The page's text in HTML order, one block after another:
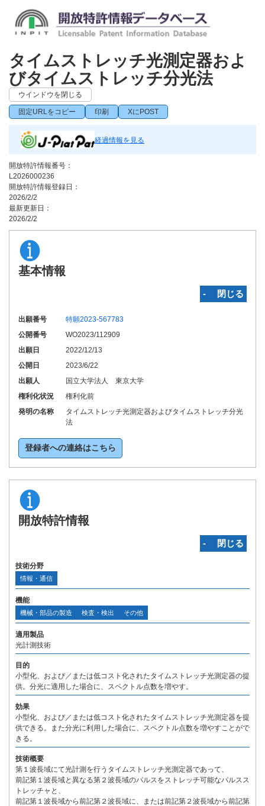
タイムストレッチ光測定器およ
びタイムストレッチ分光法
ウインドウを閉じる
固定URLをコピー 印刷 XにPOST
経過情報を見る
開放特許情報番号：
L2026000236
開放特許情報登録日：
2026/2/2
最新更新日：
2026/2/2
基本情報
‐ 閉じる
出願番号
特願2023-567783
公開番号
WO2023/112909
出願日
2022/12/13
公開日
2023/6/22
出願人
国立大学法人 東京大学
権利化状況
権利化前
発明の名称
タイムストレッチ光測定器およびタイムストレッチ分光
法
登録者への連絡はこちら
開放特許情報
‐ 閉じる
技術分野
情報・通信
機能
機械・部品の製造 検査・検出 その他
適用製品
光計測技術
目的
小型化、および／または低コスト化されたタイムストレッチ光測定器の提
供。分光に適用した場合に、スペクトル点数を増やす。
効果
小型化、および／または低コスト化されたタイムストレッチ光測定器を提
供できる。また分光に利用した場合に、スペクトル点数を増やすことがで
きる。
技術概要
第１波長域にて光計測を行うタイムストレッチ光測定器であって、
前記第１波長域と異なる第２波長域のパルスをストレッチ可能なパルスス
トレッチャと、
前記第１波長域から前記第２波長域に、または前記第２波長域から前記第